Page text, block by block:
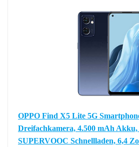
OPPO Find X5 Lite 5G
Dreifachkamera, 4.500 mAh Akku,
SUPERVOOC Schnellladen, 6,4